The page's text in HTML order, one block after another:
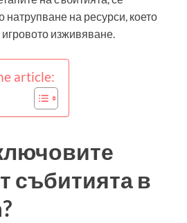
натрупване на ресурси, което
изживяване.
article:
събитията в